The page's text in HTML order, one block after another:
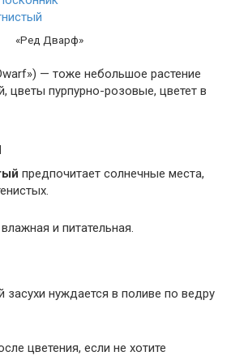
«Ред Дварф»
— тоже небольшое растение
цветы пурпурно-розовые, цветет в
предпочитает солнечные места,
и питательная.
засухи нуждается в поливе по ведру
цветения, если не хотите